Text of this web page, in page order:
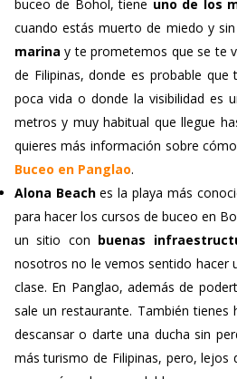
buceo de Bohol, tiene uno de los
cuando estás muerto de miedo y
marina y te prometemos que se te
de Filipinas, donde es probable que
poca vida o donde la visibilidad es
metros y muy habitual que llegue
quieres más información sobre
Buceo en Panglao.
Alona Beaches la playa más
para hacer los cursos de buceo en
un sitio con buenas
nosotros no le vemos sentido hacer
clase. En Panglao, además de
sale un restaurante. También
descansar o darte una ducha sin
más turismo de Filipinas, pero, lejos